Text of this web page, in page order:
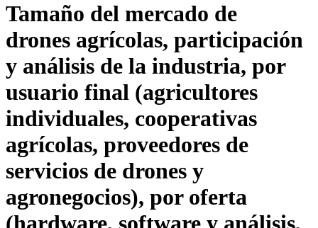
Tamaño del mercado de
drones agrícolas, participación
y análisis de la industria, por
usuario final (agricultores
individuales, cooperativas
agrícolas, proveedores de
servicios de drones y
agronegocios), por oferta